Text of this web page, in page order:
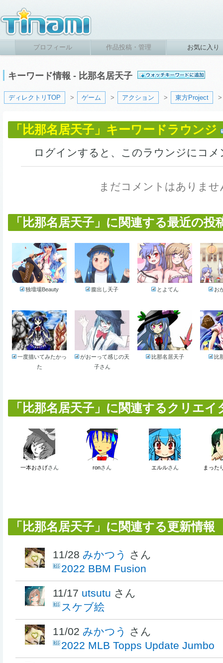
プロフィール 作品投稿・管理 お気に入り
キーワード情報 - 比那名居天子
ディレクトリTOP > ゲーム > アクション > 東方Project
「比那名居天子」キーワードラウンジ
ログインすると、このラウンジにコ
まだコメントはありませ
「比那名居天子」に関連する最近の投
独壇場Beauty 腹出し天子 とよてん お
一度描いてみたかっ
た
がおーって感じの天
子さん
比那名居天子 比
「比那名居天子」に関連するクリエイ
一本おさげさん ronさん エルルさん まった
「比那名居天子」に関連する更新情報
11/28 みかつう
さん
2022 BBM Fusion
11/17 utsutu さん
スケブ絵
11/02 みかつう
さん
2022 MLB Topps Update Jumbo